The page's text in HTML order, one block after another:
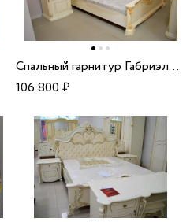
Спальный гарнитур Габриэлла крем
106 800₽